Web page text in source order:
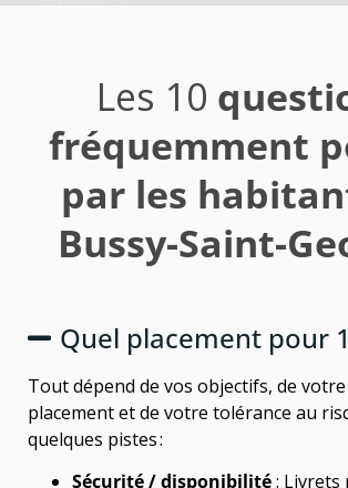
Les 10
fréquemment
par les
Bussy-Saint-
Quel placement pour
Tout dépend de vos objectifs, de
placement et de votre tolérance au
quelques pistes :
Sécurité / disponibilité: Livrets